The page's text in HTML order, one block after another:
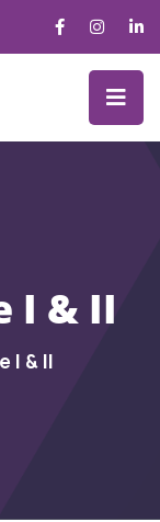
I & II
I & II